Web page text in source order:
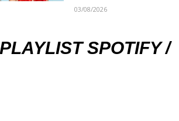
03/08/2026
PLAYLIST SPOTIFY /